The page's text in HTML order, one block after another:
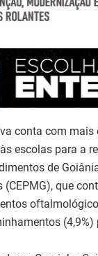
conta com
escolas para a
de
que